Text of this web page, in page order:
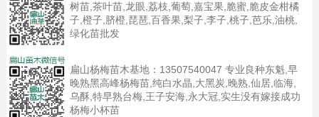
树苗,茶叶苗,龙眼,荔枝,葡萄,嘉宝果,脆蜜,脆皮金柑橘
子,橙子,脐橙,琵琶,百香果,梨子,李子,桃子,芭乐,油桃,
绿化苗批发
扁山杨梅苗木基地： 13507540047 专业良种东魁,早
晚熟黑高峰杨梅苗,纯白水晶,大黑炭,晚熟,仙居,临海,
乌酥,特早熟台梅,王子安海,永大冠,实生没有嫁接成功
杨梅小杯苗